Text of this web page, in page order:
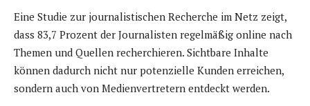
Eine Studie zur journalistischen Recherche im Netz zeigt,
dass 83,7 Prozent der Journalisten regelmäßig online nach
Themen und Quellen recherchieren. Sichtbare Inhalte
können dadurch nicht nur potenzielle Kunden erreichen,
sondern auch von Medienvertretern entdeckt werden.